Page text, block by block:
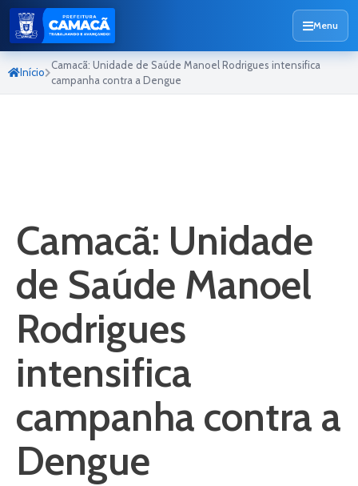
Menu
Início
Camacã: Unidade de Saúde Manoel Rodrigues intensifica
campanha contra a Dengue
Camacã: Unidade
de Saúde Manoel
Rodrigues
intensifica
campanha contra a
Dengue